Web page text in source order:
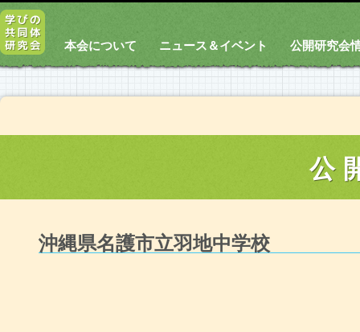
本会について ニュース＆イベント 公開研究会
公
沖縄県名護市立羽地中学校